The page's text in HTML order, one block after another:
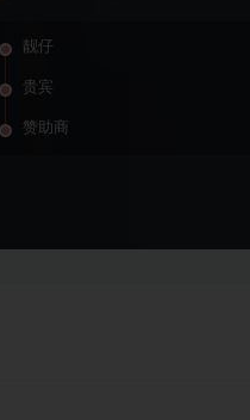
靓仔
贵宾
赞助商